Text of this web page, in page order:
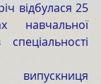
відбулася 25